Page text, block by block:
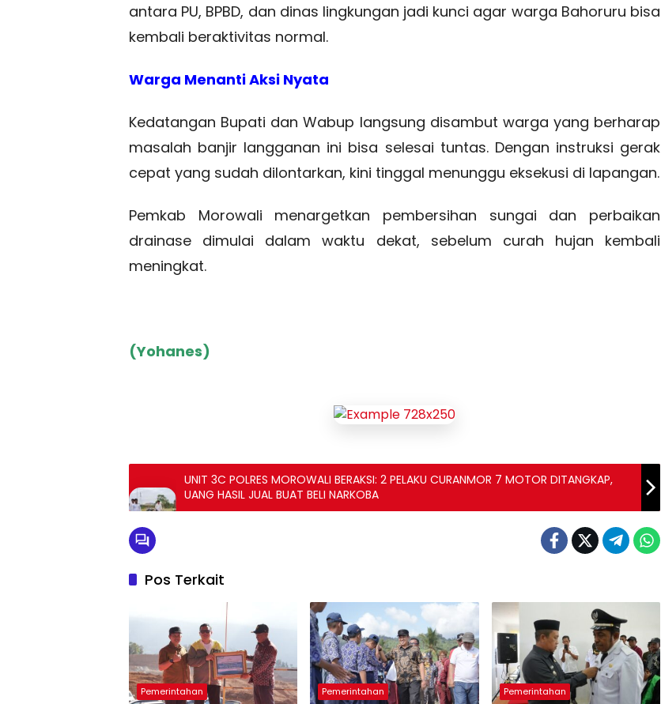
antara PU, BPBD, dan dinas lingkungan jadi kunci agar warga Bahoruru bisa
kembali beraktivitas normal.
Warga Menanti Aksi Nyata
Kedatangan Bupati dan Wabup langsung disambut warga yang berharap
masalah banjir langganan ini bisa selesai tuntas. Dengan instruksi gerak
cepat yang sudah dilontarkan, kini tinggal menunggu eksekusi di lapangan.
Pemkab Morowali menargetkan pembersihan sungai dan perbaikan
drainase dimulai dalam waktu dekat, sebelum curah hujan kembali
meningkat.
(Yohanes)
UNIT 3C POLRES MOROWALI BERAKSI: 2 PELAKU CURANMOR 7 MOTOR DITANGKAP,
UANG HASIL JUAL BUAT BELI NARKOBA
Pos Terkait
Pemerintahan Pemerintahan Pemerintahan